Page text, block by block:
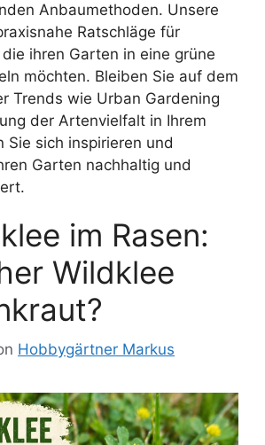
Anbaumethoden. Unsere
Ratschläge für
ihren Garten in eine grüne
möchten. Bleiben Sie auf dem
Trends wie Urban Gardening
der Artenvielfalt in Ihrem
Sie sich inspirieren und
Garten nachhaltig und
im Rasen:
Wildklee
Hobbygärtner Markus